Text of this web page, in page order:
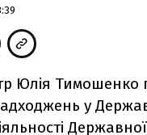
Юлія Тимошенко
у